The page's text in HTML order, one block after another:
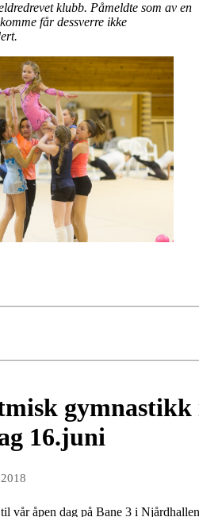
klubb. Påmeldte som av en
får dessverre ikke
gymnastikk
16.juni
vår åpen dag på Bane 3 i Njårdhallen